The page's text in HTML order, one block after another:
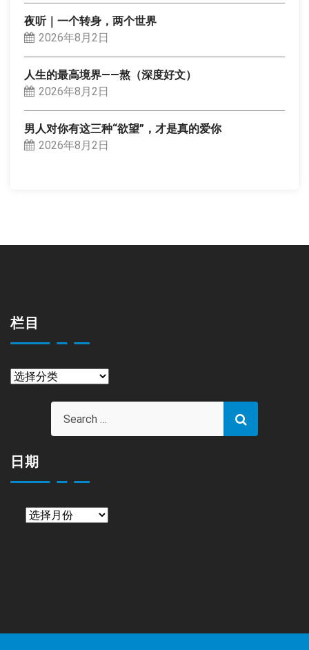
夜听｜一个转身，两个世界
2026年8月2日
人生的最高境界——熬（深度好文）
2026年8月2日
男人对你有这三种“欲望”，才是真的爱你
2026年8月2日
栏目
栏
日期